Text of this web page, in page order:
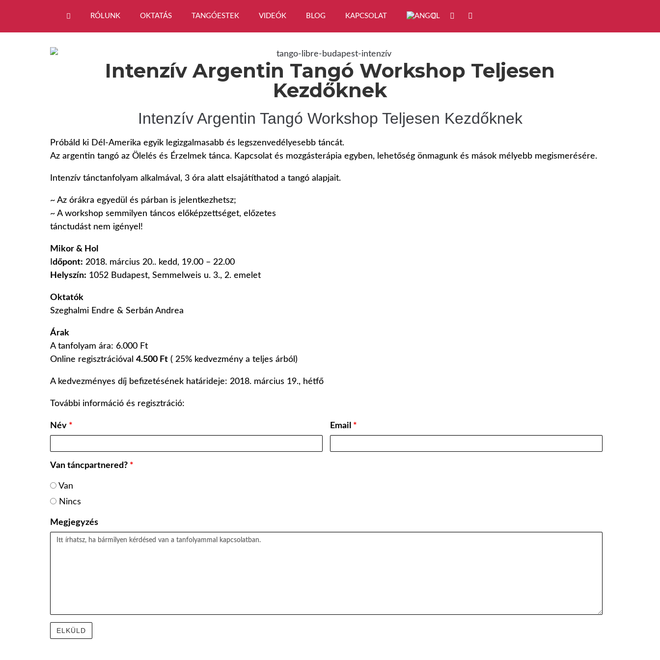
RÓLUNK OKTATÁS TANGÓESTEK VIDEÓK BLOG KAPCSOLAT
Intenzív Argentin Tangó Workshop Teljesen
Kezdőknek
Intenzív Argentin Tangó Workshop Teljesen Kezdőknek
Próbáld ki Dél-Amerika egyik legizgalmasabb és legszenvedélyesebb táncát.
Az argentin tangó az Ölelés és Érzelmek tánca. Kapcsolat és mozgásterápia egyben, lehetőség önmagunk és mások mélyebb megismerésére.
Intenzív tánctanfolyam alkalmával, 3 óra alatt elsajátíthatod a tangó alapjait.
~ Az órákra egyedül és párban is jelentkezhetsz;
~ A workshop semmilyen táncos előképzettséget, előzetes
tánctudást nem igényel!
Mikor & Hol
dőpont: 2018. március 20.. kedd, 19.00 – 22.00
Helyszín: 1052 Budapest, Semmelweis u. 3., 2. emelet
Oktatók
Szeghalmi Endre & Serbán Andrea
Árak
A tanfolyam ára: 6.000 Ft
Online regisztrációval 4.500 Ft ( 25% kedvezmény a teljes árból)
A kedvezményes díj befizetésének határideje: 2018. március 19., hétfő
További információ és regisztráció:
Név * Email *
Van táncpartnered? *
Van
Nincs
Megjegyzés